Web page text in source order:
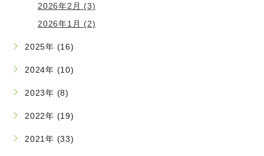
2026年2月 (3)
2026年1月 (2)
2025年 (16)
2024年 (10)
2023年 (8)
2022年 (19)
2021年 (33)